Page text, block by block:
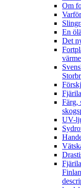
Om
En
Det
Färg,
UV-